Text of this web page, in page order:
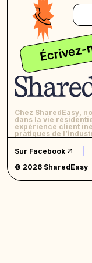
Chez SharedEasy,
dans la vie
expérience client
pratiques de
Sur Facebook
© 2026 SharedEasy